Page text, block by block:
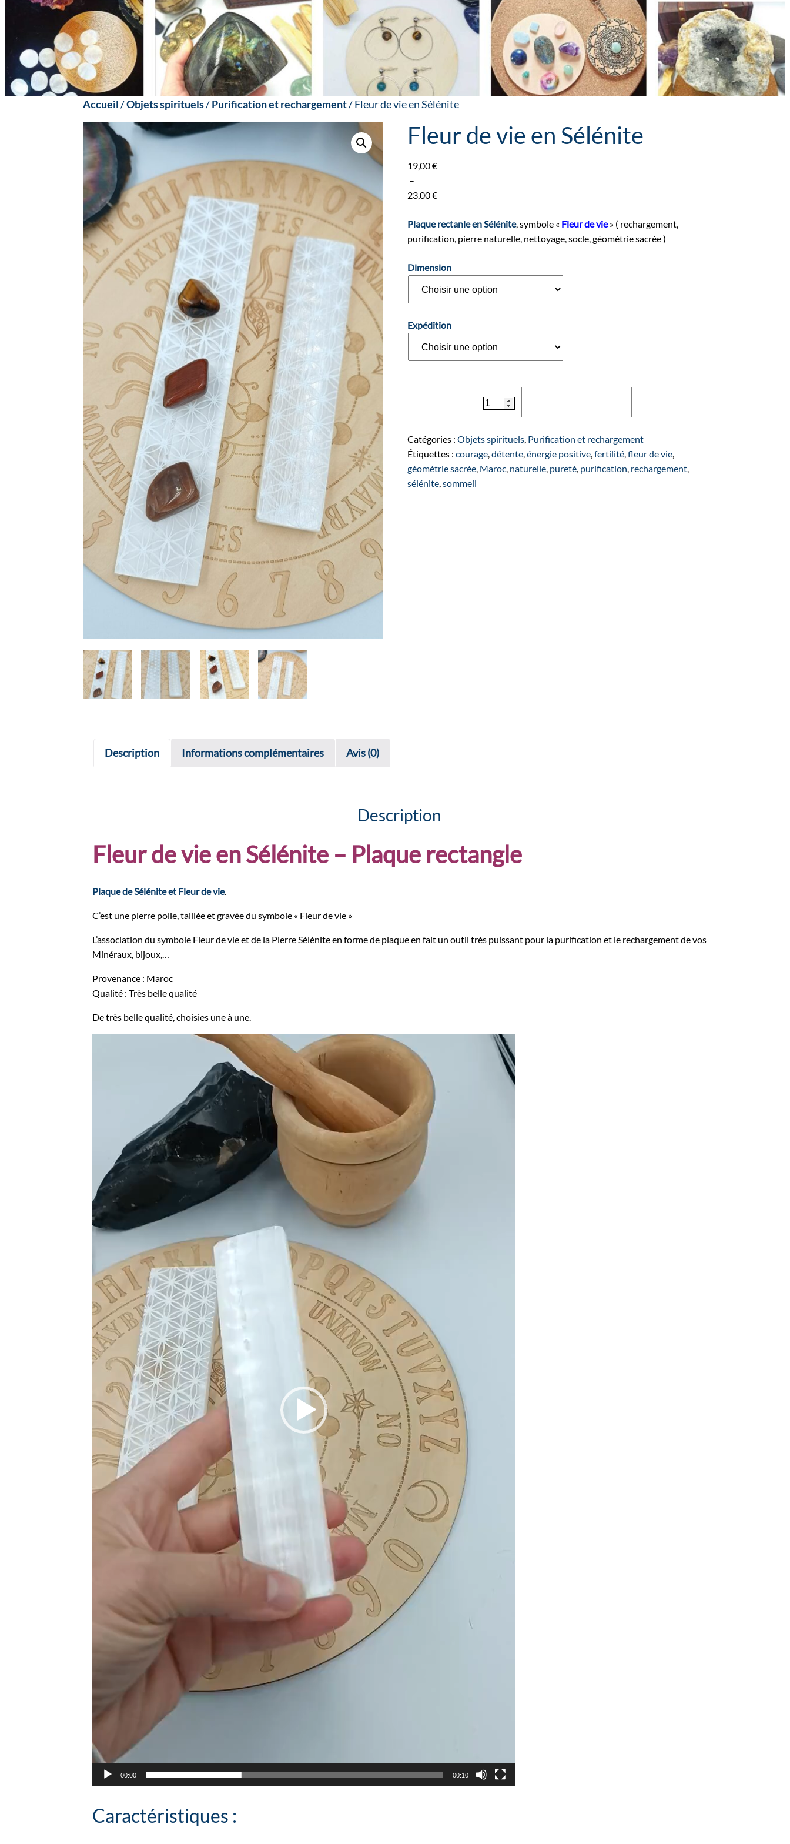
Accueil/Objets spirituels/Purification et rechargement/ Fleur de vie en Sélénite
Fleur de vie en Sélénite
19,00€
–
23,00€
de
prix :
à
Plaque rectanle en Sélénite, symbole « Fleur de vie» ( rechargement,
purification, pierre naturelle, nettoyage, socle, géométrie sacrée )
Dimension
Expédition
de
de
vie
en
Catégories :Objets spirituels, Purification et rechargement
Étiquettes :courage,détente,énergie positive,fertilité,fleur de vie,
géométrie sacrée, Maroc, naturelle, pureté, purification, rechargement,
sélénite,sommeil
Description Informations complémentaires Avis (0)
Description
Fleur de vie en Sélénite – Plaque rectangle
Plaque de Sélénite et Fleur de vie.
C’est une pierre polie, taillée et gravée du symbole « Fleur de vie »
L’association du symbole Fleur de vie et de la Pierre Sélénite en forme de plaque en fait un outil très puissant pour la purification et le rechargement de vos
Minéraux, bijoux,…
Provenance : Maroc
Qualité : Très belle qualité
De très belle qualité, choisies une à une.
00:00 00:10
Caractéristiques :